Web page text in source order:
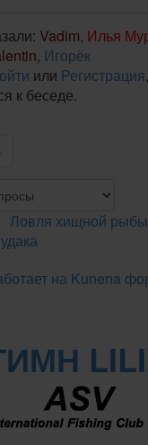
Vadim, Илья
, Игорёк
или Регистрация
к беседе.
Ловля хищной рыбы
на Kunena